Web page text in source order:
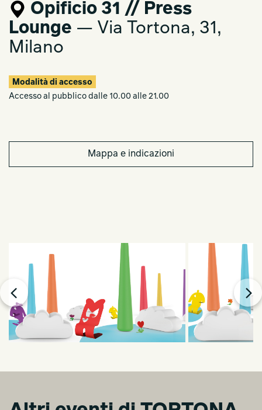
Opificio 31 // Press
Lounge — Via Tortona, 31,
Milano
Modalità di accesso
Accesso al pubblico dalle 10.00 alle 21.00
Mappa e indicazioni